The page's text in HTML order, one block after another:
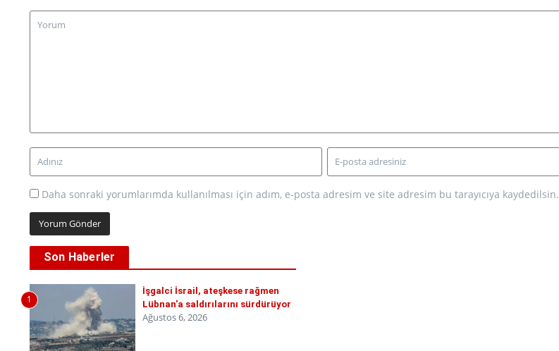
Daha sonraki yorumlarımda kullanılması için adım, e-posta adresim ve site adresim bu tarayıcıya kaydedilsin.
Son Haberler
1
İşgalci İsrail, ateşkese rağmen
Lübnan'a saldırılarını sürdürüyor
Ağustos 6, 2026